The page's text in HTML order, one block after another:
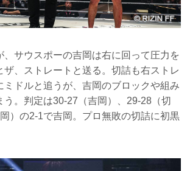
、サウスポーの吉岡は右に回って圧力を
ザ、ストレートと送る。切詰も右ストレ
ミドルと追うが、吉岡のブロックや組み
う。判定は30-27（吉岡）、29-28（切
）の2-1で吉岡。プロ無敗の切詰に初黒